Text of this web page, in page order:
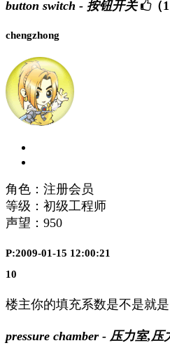
button switch - 按钮开关 （1
chengzhong
角色：注册会员
等级：初级工程师
声望： 950
P:2009-01-15 12:00:21
10
楼主你的填充系数是不是就
pressure chamber - 压力室,压